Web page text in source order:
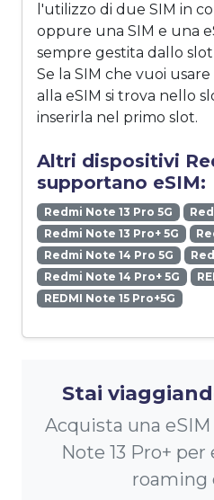
l'utilizzo di due SIM in
oppure una SIM e una
sempre gestita dallo
Se la SIM che vuoi
alla eSIM si trova nello
inserirla nel primo slot.
Altri dispositivi
supportano eSIM:
Redmi Note 13 Pro 5G
Redmi Note 13 Pro+ 5G
Redmi Note 14 Pro 5G
Redmi Note 14 Pro+ 5G
REDMI Note 15 Pro+5G
Stai
Acquista una
Note 13 Pro+
roaming